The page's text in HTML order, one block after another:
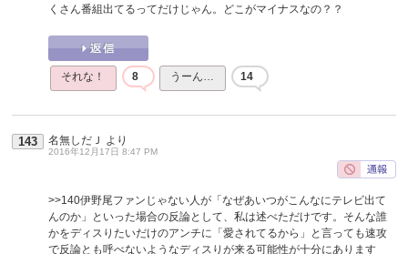
くさん番組出てるってだけじゃん。どこがマイナスなの？？
それな！ 8 うーん… 14
143 名無しだＪ より
2016年12月17日 8:47 PM
>>140伊野尾ファンじゃない人が「なぜあいつがこんなにテレビ出て
んのか」といった場合の反論として、私は述べただけです。そんな誰
かをディスりたいだけのアンチに「愛されてるから」と言っても速攻
で反論とも呼べないようなディスりが来る可能性が十分にあります